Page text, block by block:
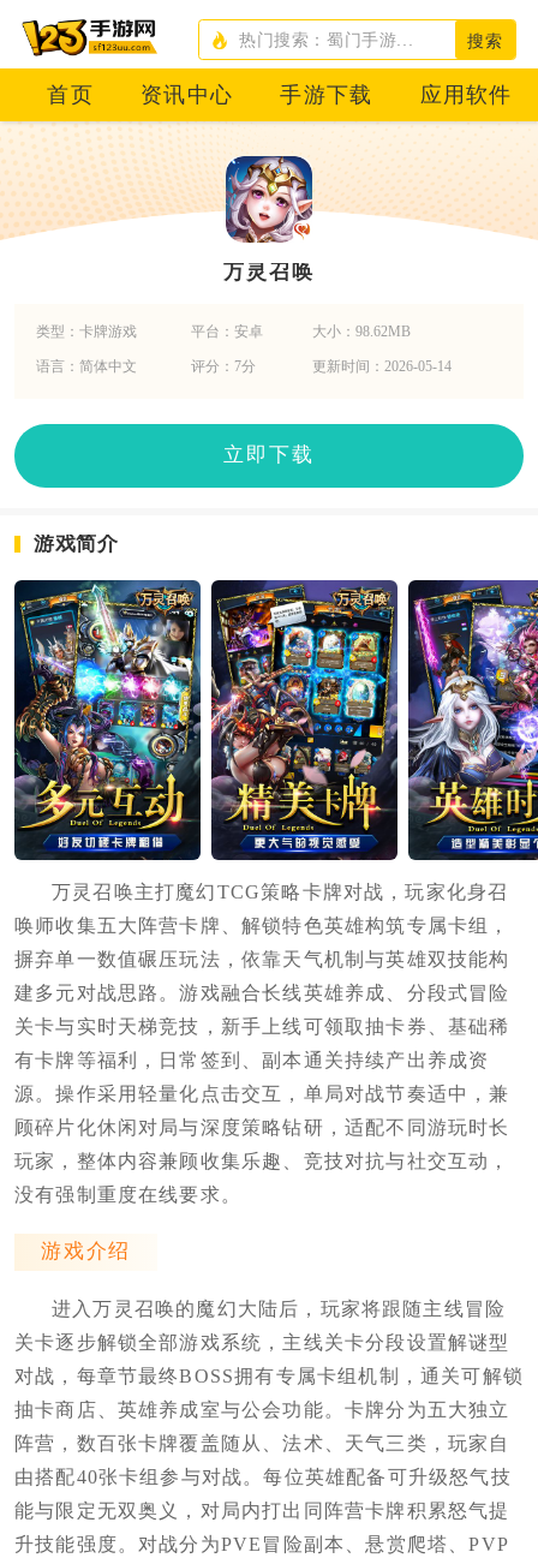
搜索
首页 资讯中心 手游下载 应用软件
万灵召唤
类型：卡牌游戏 平台：安卓 大小：98.62MB
语言：简体中文 评分：7分 更新时间：2026-05-14
立即下载
游戏简介
万灵召唤主打魔幻TCG策略卡牌对战，玩家化身召
唤师收集五大阵营卡牌、解锁特色英雄构筑专属卡组，
摒弃单一数值碾压玩法，依靠天气机制与英雄双技能构
建多元对战思路。游戏融合长线英雄养成、分段式冒险
关卡与实时天梯竞技，新手上线可领取抽卡券、基础稀
有卡牌等福利，日常签到、副本通关持续产出养成资
源。操作采用轻量化点击交互，单局对战节奏适中，兼
顾碎片化休闲对局与深度策略钻研，适配不同游玩时长
玩家，整体内容兼顾收集乐趣、竞技对抗与社交互动，
没有强制重度在线要求。
游戏介绍
进入万灵召唤的魔幻大陆后，玩家将跟随主线冒险
关卡逐步解锁全部游戏系统，主线关卡分段设置解谜型
对战，每章节最终BOSS拥有专属卡组机制，通关可解锁
抽卡商店、英雄养成室与公会功能。卡牌分为五大独立
阵营，数百张卡牌覆盖随从、法术、天气三类，玩家自
由搭配40张卡组参与对战。每位英雄配备可升级怒气技
能与限定无双奥义，对局内打出同阵营卡牌积累怒气提
升技能强度。对战分为PVE冒险副本、悬赏爬塔、PVP